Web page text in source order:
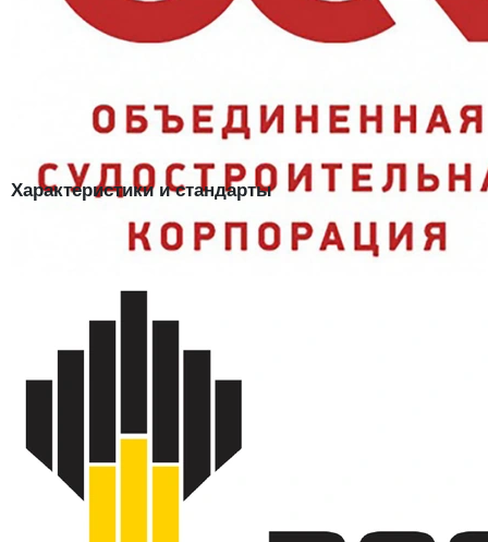
Защита поясницы:
высокая спинка полукомбинезона не
оголяется при наклонах и работе на корточках;
Пропитка:водоотталкивающий слой — костюм меньше
Характеристики и стандарты
Костюм СТАНДАРТ-2 СОП
смесовая, 20% хлопок, 80% ПЭ,
Защитные свойства
Застёжка пуговицы
Комплектность
да (СОП)